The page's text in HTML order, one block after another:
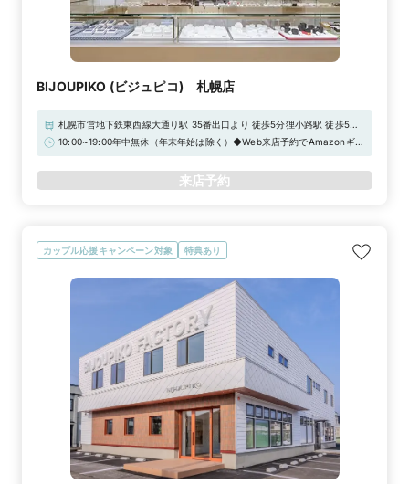
BIJOUPIKO (ビジュピコ) 札幌店
札幌市営地下鉄東西線大通り駅 35番出口より 徒歩5分狸小路駅 徒歩5分
札幌駅 徒歩15分【提携駐車場について】近隣の提携駐車場をご利用いた
プをご覧ください。※条件がございます。詳しくはスタッフまでお問合せ
ください。
10:00~19:00年中無休（年末年始は除く）◆Web来店予約でAmazonギフ
来店予約
カップル応援キャンペーン対象 特典あり